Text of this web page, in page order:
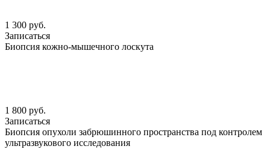
1 300 руб.
Записаться
Биопсия кожно-мышечного лоскута
1 800 руб.
Записаться
Биопсия опухоли забрюшинного пространства под контролем
ультразвукового исследования